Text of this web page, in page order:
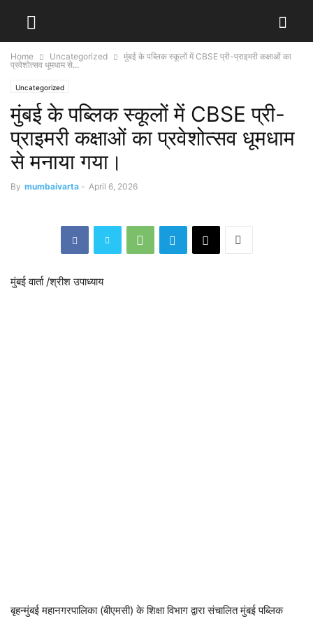
Home Uncategorized
मुंबई के पब्लिक स्कूलों में CBSE प्री-प्राइमरी कक्षाओं का
प्रवेशोत्सव धूमधाम से...
Uncategorized
मुंबई के पब्लिक स्कूलों में CBSE प्री-
प्राइमरी कक्षाओं का प्रवेशोत्सव धूमधाम
से मनाया गया।
By mumbaivarta - April 6, 2026
मुंबई वार्ता /श्रीश उपाध्याय
बृहन्मुंबई महानगरपालिका (बीएमसी) के शिक्षा विभाग द्वारा संचालित मुंबई पब्लिक